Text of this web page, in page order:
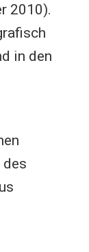
2010).
in den
des